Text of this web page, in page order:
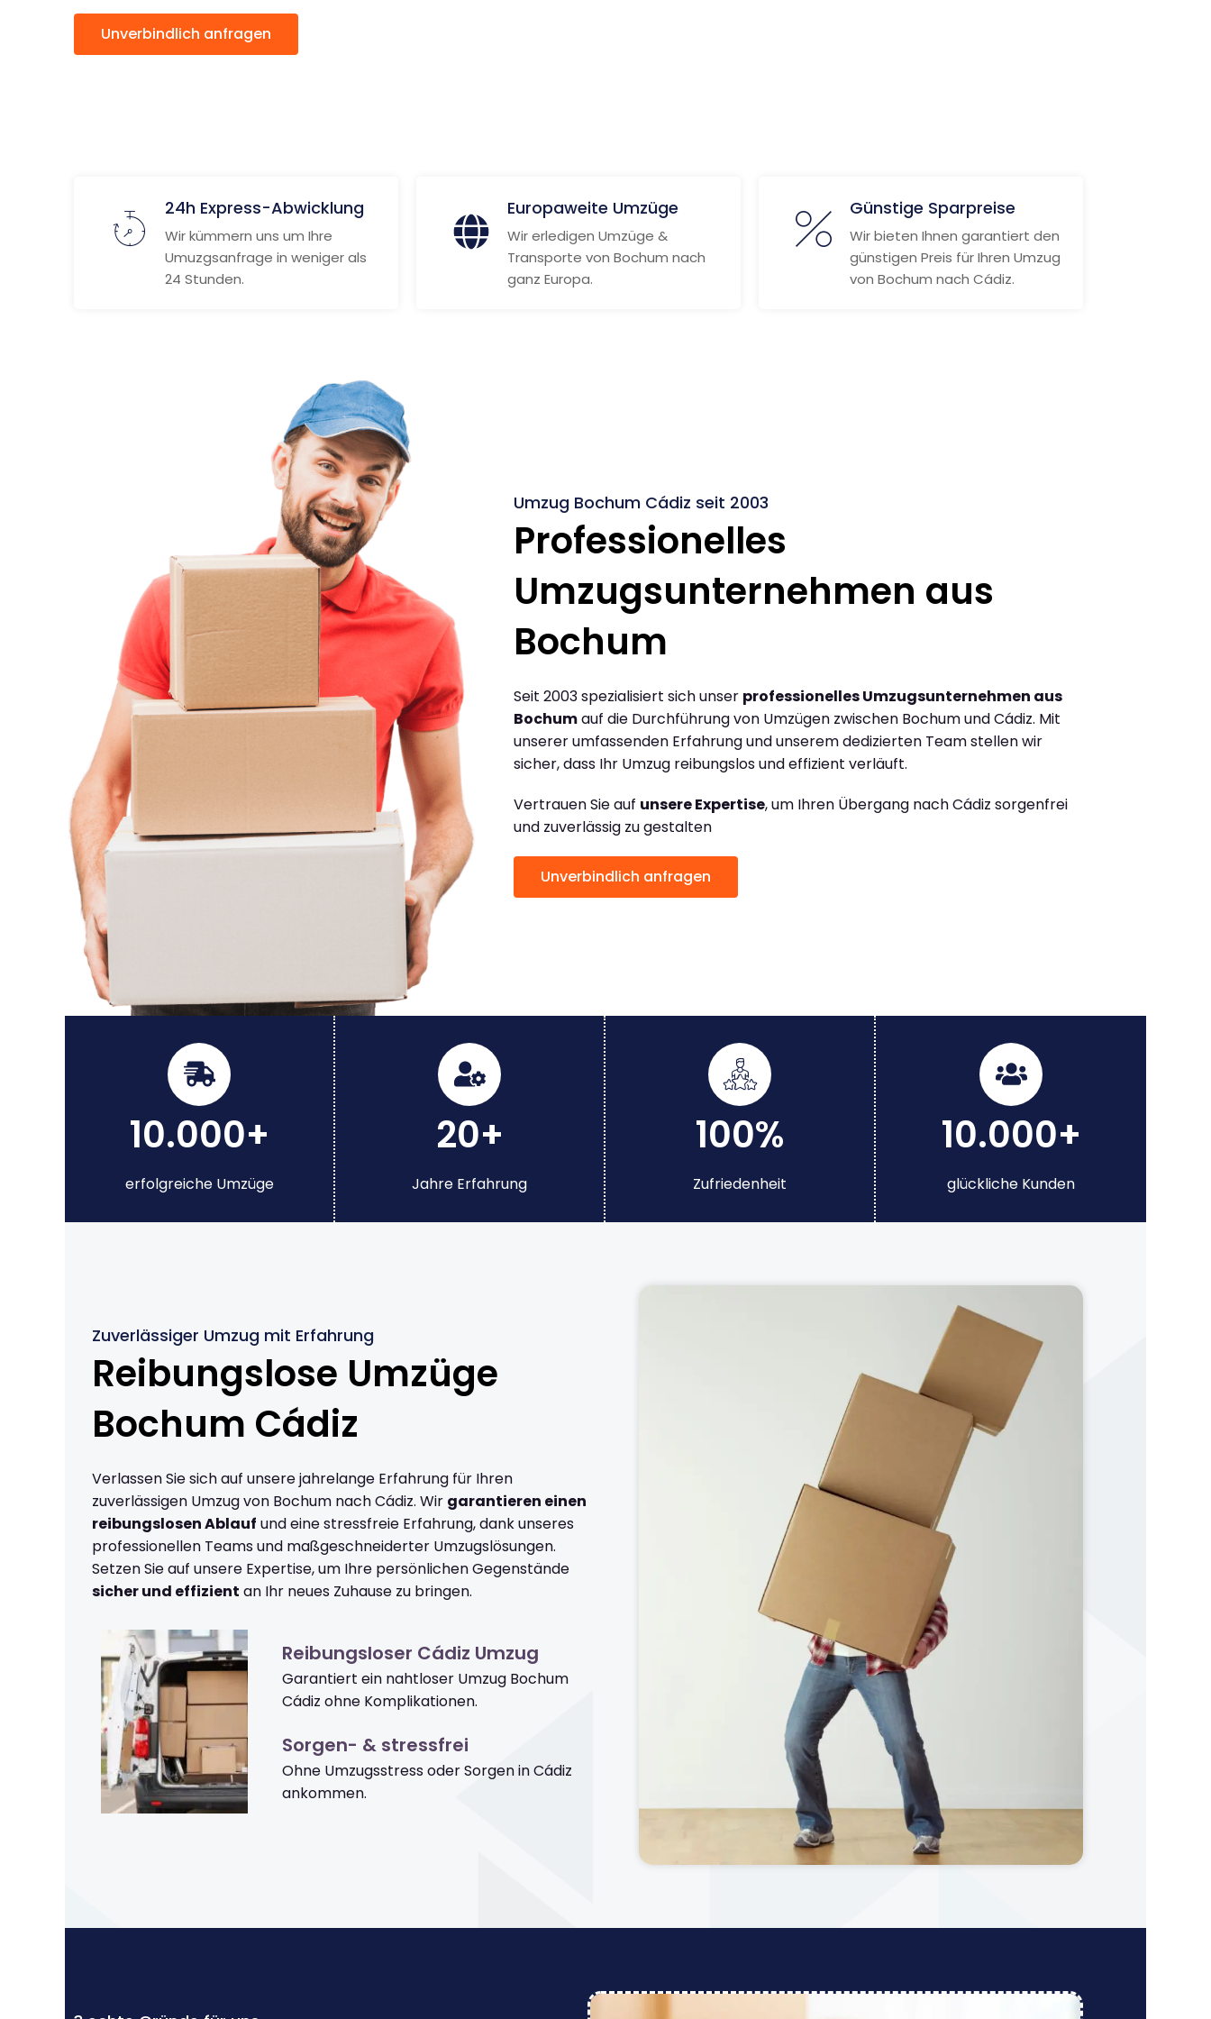
Unverbindlich anfragen
24h Express-Abwicklung
Wir kümmern uns um Ihre
Umuzgsanfrage in weniger als
24 Stunden.
Europaweite Umzüge
Wir erledigen Umzüge &
Transporte von Bochum nach
ganz Europa.
Günstige Sparpreise
Wir bieten Ihnen garantiert den
günstigen Preis für Ihren Umzug
von Bochum nach Cádiz.
Umzug Bochum Cádiz seit 2003
Professionelles
Umzugsunternehmen aus
Bochum
Seit 2003 spezialisiert sich unser professionelles Umzugsunternehmen aus
Bochumauf die Durchführung von Umzügen zwischen Bochum und Cádiz. Mit
unserer umfassenden Erfahrung und unserem dedizierten Team stellen wir
sicher, dass Ihr Umzug reibungslos und effizient verläuft.
Vertrauen Sie auf unsere Expertise, um Ihren Übergang nach Cádiz sorgenfrei
und zuverlässig zu gestalten
Unverbindlich anfragen
10.000+
erfolgreiche Umzüge
20+
Jahre Erfahrung
100%
Zufriedenheit
10.000+
glückliche Kunden
Zuverlässiger Umzug mit Erfahrung
Reibungslose Umzüge
Bochum Cádiz
Verlassen Sie sich auf unsere jahrelange Erfahrung für Ihren
zuverlässigen Umzug von Bochum nach Cádiz. Wir garantieren einen
reibungslosen Ablauf und eine stressfreie Erfahrung, dank unseres
professionellen Teams und maßgeschneiderter Umzugslösungen.
Setzen Sie auf unsere Expertise, um Ihre persönlichen Gegenstände
sicher und effizient an Ihr neues Zuhause zu bringen.
Reibungsloser Cádiz Umzug
Garantiert ein nahtloser Umzug Bochum
Cádiz ohne Komplikationen.
Sorgen- & stressfrei
Ohne Umzugsstress oder Sorgen in Cádiz
ankommen.